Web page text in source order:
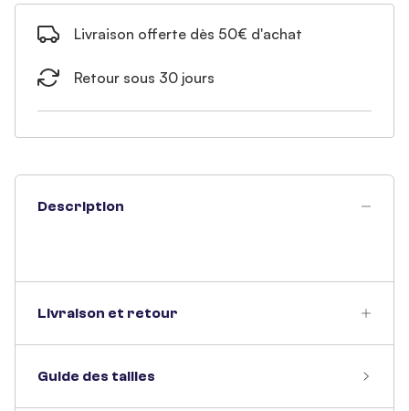
Livraison offerte dès 50€ d'achat
Retour sous 30 jours
Description
Livraison et retour
Guide des tailles